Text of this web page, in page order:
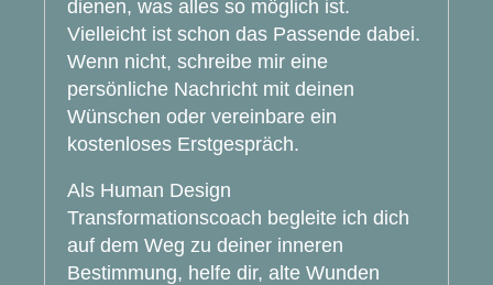
dienen, was alles so möglich ist.
Vielleicht ist schon das Passende dabei.
Wenn nicht, schreibe mir eine
persönliche Nachricht mit deinen
Wünschen oder vereinbare ein
kostenloses Erstgespräch.
Als Human Design
Transformationscoach begleite ich dich
auf dem Weg zu deiner inneren
Bestimmung, helfe dir, alte Wunden